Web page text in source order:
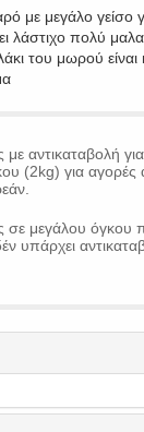
με μεγάλο γείσο
λάστιχο πολύ
του μωρού
αντικαταβολή για
(2kg) για
σε μεγάλου όγκου
υπάρχει